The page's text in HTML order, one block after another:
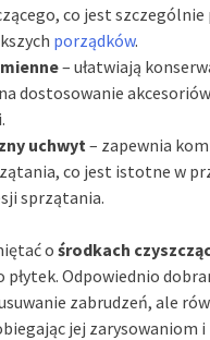
co jest
porządków.
– ułatwiają
dostosowanie
uchwyt– zapewnia
co jest istotne w
sprzątania.
o środkach
płytek. Odpowiednio
zabrudzeń, ale
jej zarysowaniom i